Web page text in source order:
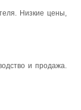
Низкие цены,
и продажа.